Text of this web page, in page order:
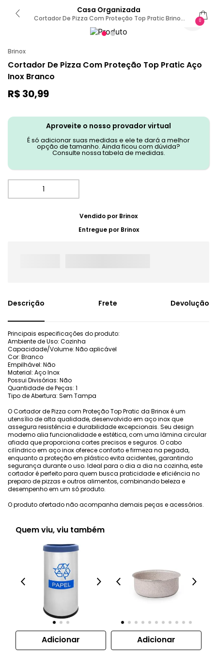
Casa Organizada
Cortador De Pizza Com Proteção Top Pratic Brinox
Sem Cor
0
Brinox
Cortador De Pizza Com Proteção Top Pratic Aço
Inox Branco
R$ 30,99
Aproveite o nosso provador virtual
É só adicionar suas medidas e ele te dará a melhor
opção de tamanho. Ainda ficou com dúvida?
Consulte nossa tabela de medidas.
Vendido por Brinox
Entregue por Brinox
Frete Devolução
Principais especificações do produto:
Ambiente de Uso: Cozinha
Capacidade/Volume: Não aplicável
Cor: Branco
Empilhável: Não
Material: Aço Inox
Possui Divisórias: Não
Quantidade de Peças: 1
Tipo de Abertura: Sem Tampa
O Cortador de Pizza com Proteção Top Pratic da Brinox é um
utensílio de alta qualidade, desenvolvido em aço inox que
assegura resistência e durabilidade excepcionais. Seu design
moderno alia funcionalidade e estética, com uma lâmina circular
afiada que proporciona cortes precisos e seguros. O cabo
cilíndrico em aço inox oferece conforto e firmeza na pegada,
enquanto a proteção em plástico evita acidentes, garantindo
segurança durante o uso. Ideal para o dia a dia na cozinha, este
cortador é perfeito para quem busca praticidade e eficiência no
preparo de pizzas e outros alimentos, combinando beleza e
desempenho em um só produto.
O produto ofertado não acompanha demais peças e acessórios.
Quem viu, viu também
Adicionar Adicionar